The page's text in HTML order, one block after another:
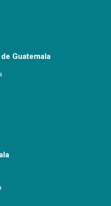
Guatemala